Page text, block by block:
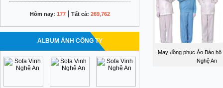
Hôm nay: 177| Tất cả: 269,762
ALBUM ẢNH CÔNG TY
May đồng phục Áo Bảo hộ
Nghệ An